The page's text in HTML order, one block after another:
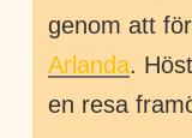
genom att
Arlanda.
en resa